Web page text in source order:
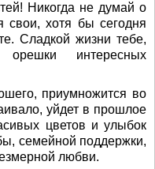
Никогда не думай о
свои, хотя бы сегодня
Сладкой жизни тебе,
интересных
приумножится во
уйдет в прошлое
цветов и улыбок
семейной поддержки,
любви.